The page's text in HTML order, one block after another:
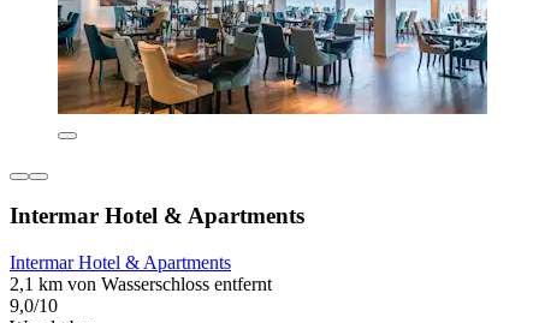
Intermar Hotel & Apartments
Intermar Hotel & Apartments
2,1 km von Wasserschloss entfernt
9,0/10